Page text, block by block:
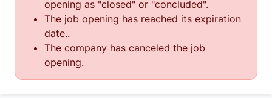
opening as "closed" or "concluded".
The job opening has reached its expiration
date..
The company has canceled the job
opening.